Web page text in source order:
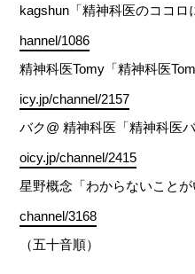
kagshun「精神科医のココロ
hannel/1086
精神科医Tomy「精神科医
icy.jp/channel/2157
バク@ 精神科医「精神科医
oicy.jp/channel/2415
星野概念「わからないことが
channel/3168
（五十音順）